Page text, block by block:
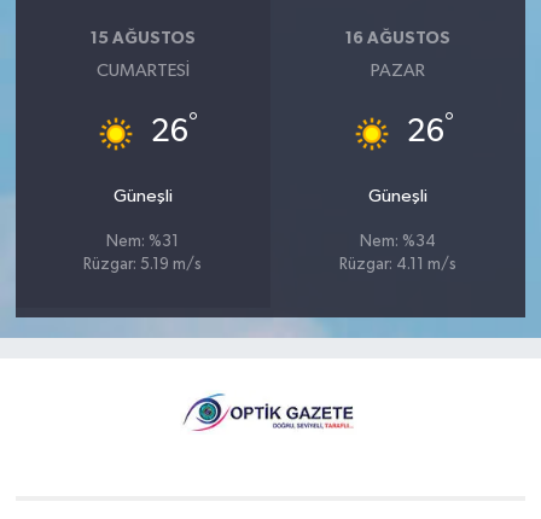
15 AĞUSTOS
CUMARTESI
26°
Güneşli
Nem: %31
Rüzgar: 5.19 m/s
16 AĞUSTOS
PAZAR
26°
Güneşli
Nem: %34
Rüzgar: 4.11 m/s